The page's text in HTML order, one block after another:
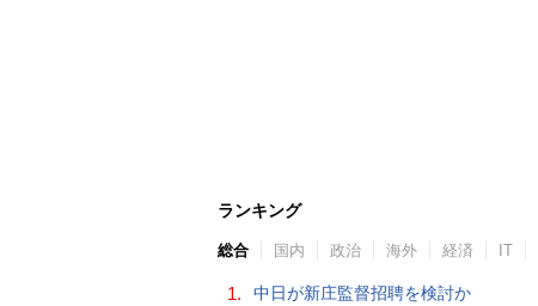
ランキング
総合 国内 政治 海外 経済 IT
1. 中日が新庄監督招聘を検討か